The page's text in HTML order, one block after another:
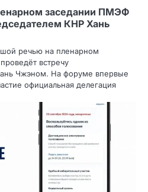
заседании ПМЭФ
КНР Хань
речью на пленарном
встречу
Чжэном. На форуме впервые
официальная делегация